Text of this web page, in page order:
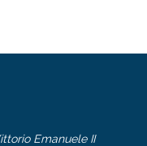
Emanuele II